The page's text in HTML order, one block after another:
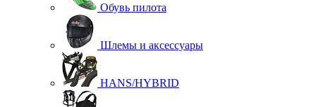
Обувь пилота
Шлемы и аксессуары
HANS/HYBRID